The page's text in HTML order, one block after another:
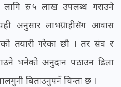
लागि रु. ५ लाख उपलब्ध गराउने
अनुसार लाभग्राहीसँग आवास
तयारी गरेका छौ । तर संघ र
भनेको अनुदान पठाउन ढिला
बिताउनुपर्ने चिन्ता छ ।